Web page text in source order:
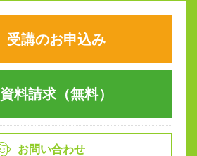
受講のお申込み
資料請求（無料）
お問い合わせ